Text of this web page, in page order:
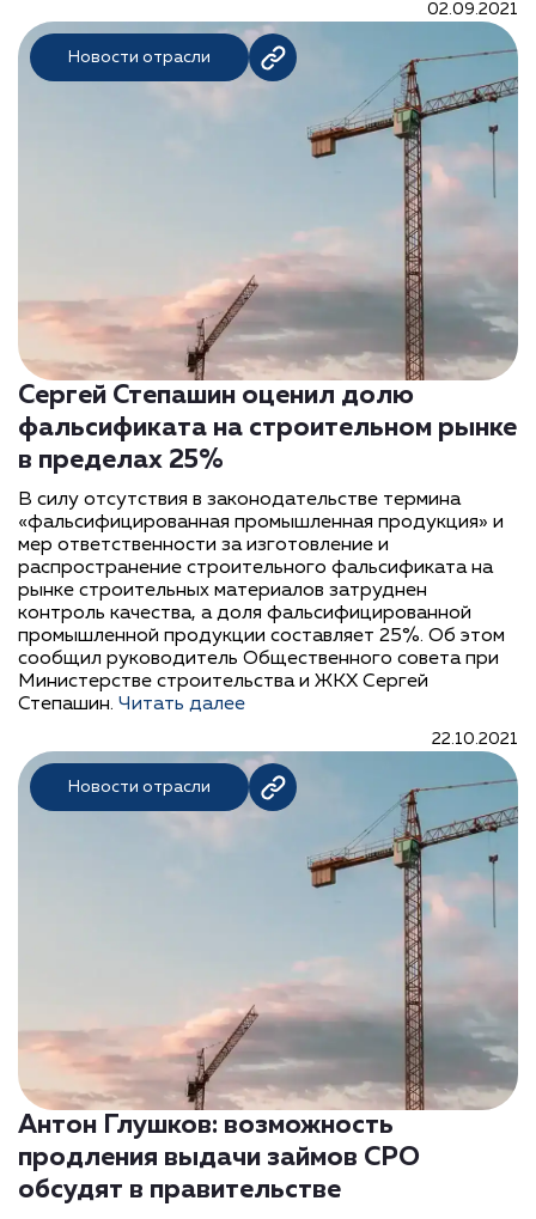
02.09.2021
Сергей Степашин оценил долю
фальсификата на строительном рынке
в пределах 25%
В силу отсутствия в законодательстве термина
«фальсифицированная промышленная продукция» и
мер ответственности за изготовление и
распространение строительного фальсификата на
рынке строительных материалов затруднен
контроль качества, а доля фальсифицированной
промышленной продукции составляет 25%. Об этом
сообщил руководитель Общественного совета при
Министерстве строительства и ЖКХ Сергей
Степашин. Читать далее
22.10.2021
Новости отрасли
Новости отрасли
Антон Глушков: возможность
продления выдачи займов СРО
обсудят в правительстве